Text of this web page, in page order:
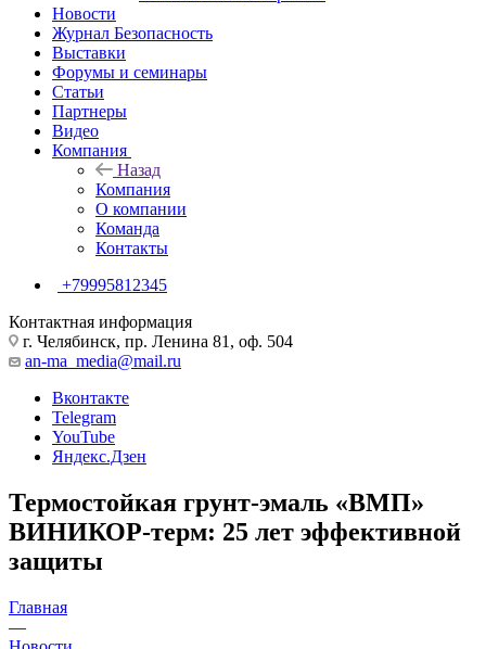
Новости
Журнал Безопасность
Выставки
Форумы и семинары
Статьи
Партнеры
Видео
Компания
Назад
Компания
О компании
Команда
Контакты
+79995812345
Контактная информация
г. Челябинск, пр. Ленина 81, оф. 504
an-ma_media@mail.ru
Вконтакте
Telegram
YouTube
Яндекс.Дзен
Термостойкая грунт-эмаль «ВМП»
ВИНИКОР-терм: 25 лет эффективной
защиты
Главная
—